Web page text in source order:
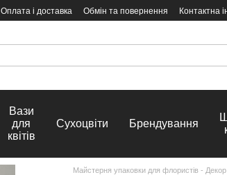
Оплата і доставка Обмін та повернення Контактна
Вази
для
квітів
Сухоцвіти Брендування
Майстерня упаковки для флористів - Декор